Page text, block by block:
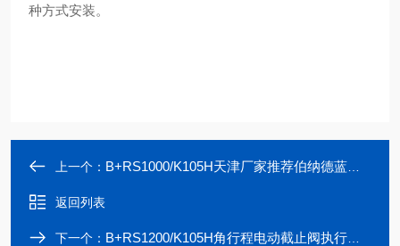
种方式安装。
上一个： B+RS1000/K105H天津厂家推荐伯纳德蓝牙控制总线协议执行器
返回列表
下一个： B+RS1200/K105H角行程电动截止阀执行器RD+RS1200/F105H